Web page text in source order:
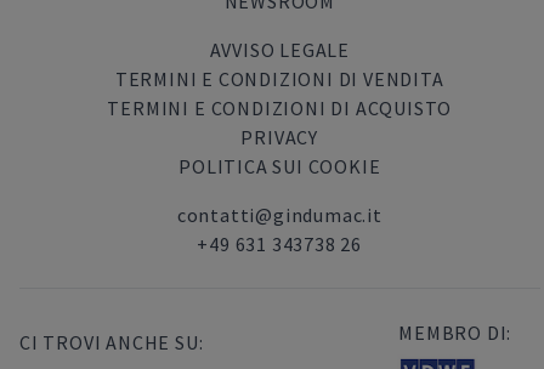
AVVISO LEGALE
TERMINI E CONDIZIONI DI VENDITA
TERMINI E CONDIZIONI DI ACQUISTO
PRIVACY
POLITICA SUI COOKIE
contatti@gindumac.it
+49 631 343738 26
CI TROVI ANCHE SU: MEMBRO DI: